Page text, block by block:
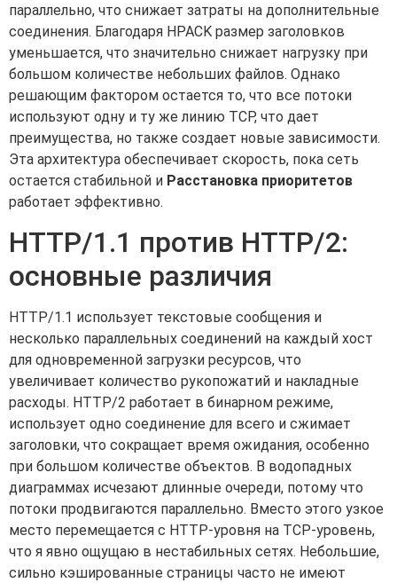
параллельно, что снижает затраты на дополнительные
соединения. Благодаря HPACK размер заголовков
уменьшается, что значительно снижает нагрузку при
большом количестве небольших файлов. Однако
решающим фактором остается то, что все потоки
используют одну и ту же линию TCP, что дает
преимущества, но также создает новые зависимости.
Эта архитектура обеспечивает скорость, пока сеть
остается стабильной и Расстановка приоритетов
работает эффективно.
HTTP/1.1 против HTTP/2:
основные различия
HTTP/1.1 использует текстовые сообщения и
несколько параллельных соединений на каждый хост
для одновременной загрузки ресурсов, что
увеличивает количество рукопожатий и накладные
расходы. HTTP/2 работает в бинарном режиме,
использует одно соединение для всего и сжимает
заголовки, что сокращает время ожидания, особенно
при большом количестве объектов. В водопадных
диаграммах исчезают длинные очереди, потому что
потоки продвигаются параллельно. Вместо этого узкое
место перемещается с HTTP-уровня на TCP-уровень,
что я явно ощущаю в нестабильных сетях. Небольшие,
сильно кэшированные страницы часто не имеют